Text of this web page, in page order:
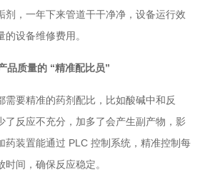
剂，一年下来管道干干净净，设备运行效
设备维修费用。
品质量的 “精准配比员”
需要精准的药剂配比，比如酸碱中和反
了反应不充分，加多了会产生副产物，影
药装置能通过 PLC 控制系统，精准控制每
间，确保反应稳定。